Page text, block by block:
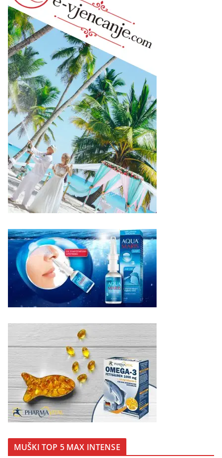
MUŠKI TOP 5 MAX INTENSE